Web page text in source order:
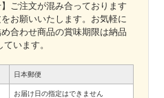
ご注文が混み合っております
お願いいたします。お気軽に
合わせ商品の賞味期限は納品
います。
日本郵便
お届け日の指定はできません